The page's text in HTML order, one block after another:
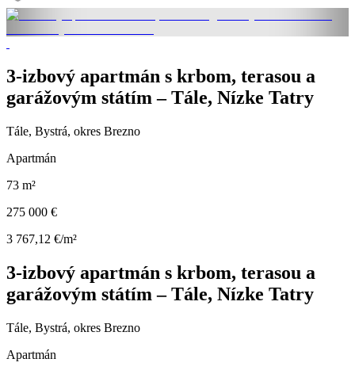
3-izbový apartmán s krbom, terasou a
garážovým státím – Tále, Nízke Tatry
Tále, Bystrá, okres Brezno
Apartmán
73 m²
275 000 €
3 767,12 €/m²
3-izbový apartmán s krbom, terasou a
garážovým státím – Tále, Nízke Tatry
Tále, Bystrá, okres Brezno
Apartmán